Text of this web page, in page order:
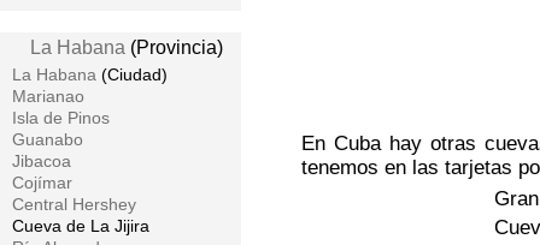
La Habana (Provincia)
La Habana (Ciudad)
Marianao
Isla de Pinos
Guanabo
Jibacoa
Cojímar
Central Hershey
Cueva de La Jijira
En Cuba hay otras
tenemos en las tarjetas